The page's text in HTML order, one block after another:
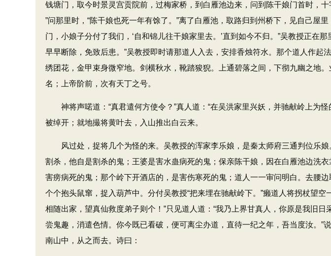
钱塘门，取今时景灵宫贡院前，过梅家桥，到白雁池边来，问到陈干娘门首时，
”问那里时，​“陈干娘也死一年有馀了。​”离了白雁池，取路归到州桥下，见自己屋
门，小娘子分付了我们，‘自和锦儿往干娘家里去。’直到如今不归。​”吴教授正在
早早断除，免致后患。​”吴教授即时请那道人入去，安排香烛符水。那个道人作起
绣团花，金甲束身微窄地。剑横秋水，靴踏狻猊。上通碧落之间，下彻九幽之地
名；上帝阶前，次有天丁之号。
神将声喏道：​“真君遣何方使令？​”真人道：​“在吴洪家里兴妖，并驰献岭上为
被绰开；就地撮将黄叶去，入山推出白云来。
风过处，捉将几个为怪的来。吴教授的浑家李乐娘，是秦太师府三通判位乐娘
割杀，他自是割杀的鬼；王婆是害水蛊病死的鬼；保亲陈干娘，因在白雁池边洗
害痨病死的鬼；那个岭下开酒店的，是害伤寒死的鬼；道人一一审问明白。去腰
个个抱头鼠窜，捉入葫芦中。分付吴教授“把来埋在驰献岭下。​”癞道人将拐杖望
相随出家，望真仙救度弟子则个！”只见道人道：​“我乃上界甘真人，你原是我旧
尝鬼趣，消遣色情。你今既已看破，便可离尘办道，直待一纪之年，吾当度汝。​
南山中，从之而去。诗曰：